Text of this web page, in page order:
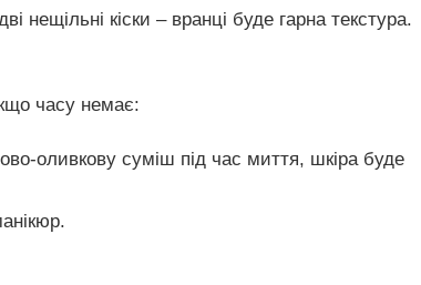
нещільні кіски – вранці буде гарна текстура.
часу немає:
оливкову суміш під час миття, шкіра буде